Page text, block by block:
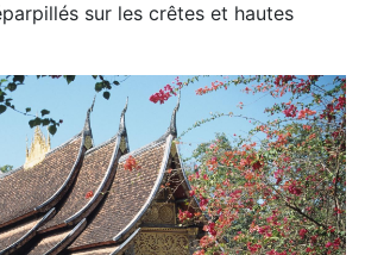
sur les crêtes et hautes